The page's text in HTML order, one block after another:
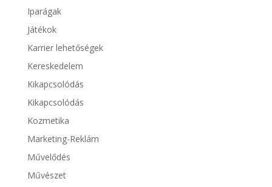
Iparágak
Játékok
Karrier lehetőségek
Kereskedelem
Kikapcsolódás
Kikapcsolódás
Kozmetika
Marketing-Reklám
Művelődés
Művészet